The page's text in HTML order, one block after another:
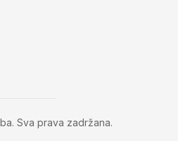
Sva prava zadržana.